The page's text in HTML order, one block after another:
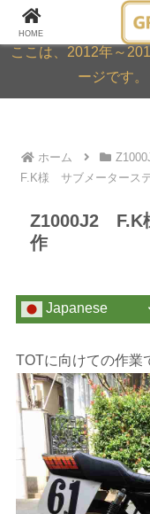
ここは、2012年～
ージです
ホーム
F.K様 サブメータース
Z1000J2 F.K
作
Japanese
TOTに向けての作業
HOME